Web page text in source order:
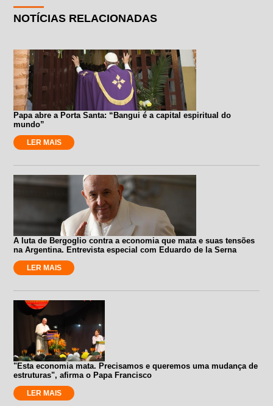
NOTÍCIAS RELACIONADAS
Papa abre a Porta Santa: “Bangui é a capital espiritual do
mundo”
LER MAIS
A luta de Bergoglio contra a economia que mata e suas tensões
na Argentina. Entrevista especial com Eduardo de la Serna
LER MAIS
"Esta economia mata. Precisamos e queremos uma mudança de
estruturas", afirma o Papa Francisco
LER MAIS